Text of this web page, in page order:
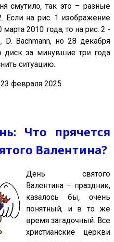
смутило, так это – разные
Если на рис. 1 изображение
2010 года, то на рис. 2 -
D. Bachmann, но 28 декабря
диск за минувшие три года
ситуацию.
23 февраля 2025
Что прячется
Валентина?
День святого
Валентина – праздник,
казалось бы, очень
понятный, и в то же
время загадочный. Все
христианские церкви